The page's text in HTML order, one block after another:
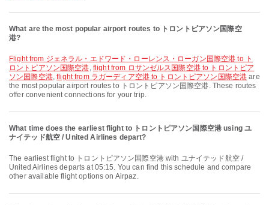
What are the most popular airport routes to トロントピアソン国際空
港?
flight from ジェネラル・エドワード・ローレンス・ローガン国際空港 to ト
ロントピアソン国際空港, flight from ロサンゼルス国際空港 to トロントピア
ソン国際空港,flight from ラガーディア空港 to トロントピアソン国際空港 are
the most popular airport routes to トロントピアソン国際空港. These routes
offer convenient connections for your trip.
What time does the earliest flight to トロントピアソン国際空港 using ユ
ナイテッド航空 / United Airlines depart?
The earliest flight to トロントピアソン国際空港 with ユナイテッド航空 /
United Airlines departs at 05:15. You can find this schedule and compare
other available flight options on Airpaz.